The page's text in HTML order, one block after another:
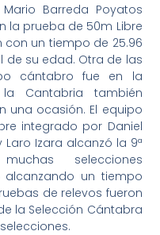
Barreda Poyatos
la prueba de 50m Libre
con un tiempo de 25.96
su edad. Otra de las
cántabro fue en la
Cantabria también
una ocasión. El equipo
integrado por Daniel
Laro Izara alcanzó la 9ª
selecciones
un tiempo
de relevos fueron
la Selección Cántabra